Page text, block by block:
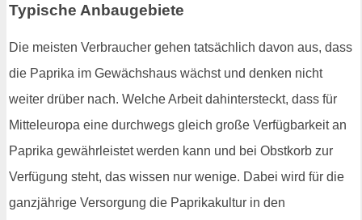
Typische Anbaugebiete
Die meisten Verbraucher gehen tatsächlich davon aus, dass
die Paprika im Gewächshaus wächst und denken nicht
weiter drüber nach. Welche Arbeit dahintersteckt, dass für
Mitteleuropa eine durchwegs gleich große Verfügbarkeit an
Paprika gewährleistet werden kann und bei Obstkorb zur
Verfügung steht, das wissen nur wenige. Dabei wird für die
ganzjährige Versorgung die Paprikakultur in den